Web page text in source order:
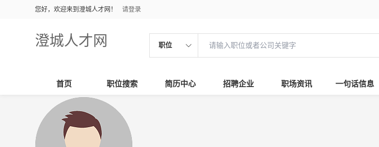
您好，欢迎来到澄城人才网！ 请登录
澄城人才网 职位
首页 职位搜索 简历中心 招聘企业 职场资讯 一句话信息